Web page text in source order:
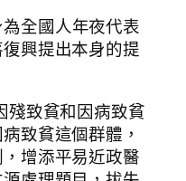
全國人年夜代表
興提出本身的提
殘致貧和因病致貧
致貧這個群體，
增添平易近政醫